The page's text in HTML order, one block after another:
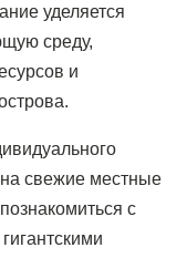
уделяется
среду,
и
свежие местные
с